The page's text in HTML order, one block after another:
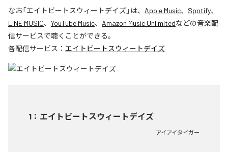
なお「エイトビートスウィートデイズ」は、 Apple Music、 Spotify、
LINE MUSIC、 YouTube Music、 Amazon Music Unlimitedなどの音楽配
信サービスで聴くことができる。
各配信サービス： エイトビートスウィートデイズ
1 ： エイトビートスウィートデイズ
アイアイタイガー